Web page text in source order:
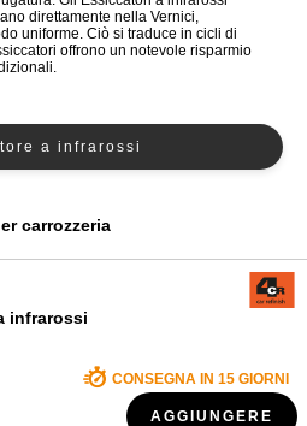
direttamente nella Vernici,
uniforme. Ciò si traduce in cicli di
offrono un notevole risparmio
a infrarossi
carrozzeria
infrarossi
CONSEGNA IN 15 GIORNI
AGGIUNGERE